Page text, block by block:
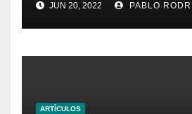
JUN 20, 2022 PABLO
ARTÍCULOS